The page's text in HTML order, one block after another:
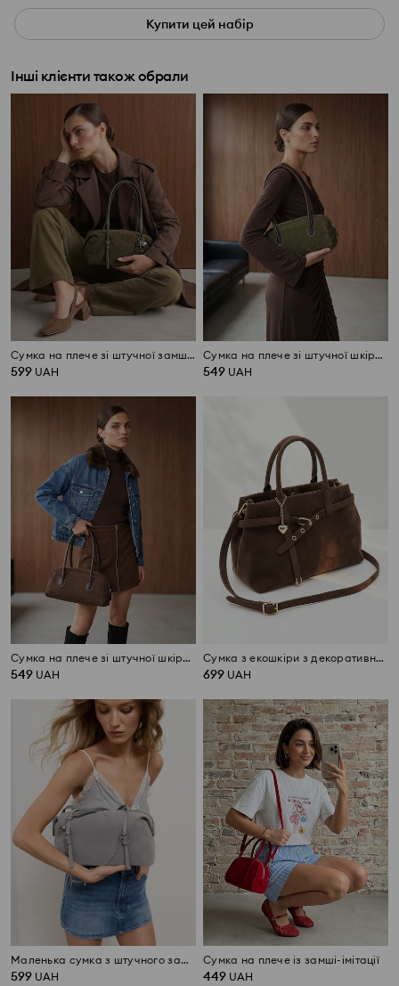
Купити цей набір
Інші клієнти також обрали
Сумка на плече зі штучної замші з декоративним брелоком
599 UAH
Сумка на плече зі штучної шкіри з контрастною строчкою
549 UAH
Сумка на плече зі штучної шкіри з контрастною строчкою
549 UAH
Сумка з екошкіри з декоративною підвіскою
699 UAH
Маленька сумка з штучного замшу з ланцюжком і підвісками
599 UAH
Сумка на плече із замші-імітації
449 UAH